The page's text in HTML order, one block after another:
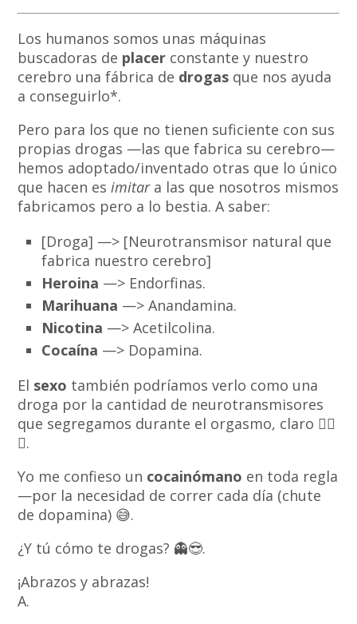
Los humanos somos unas máquinas
buscadoras de placer constante y nuestro
cerebro una fábrica de drogas que nos ayuda
a conseguirlo*.
Pero para los que no tienen suficiente con sus
propias drogas —las que fabrica su cerebro—
hemos adoptado/inventado otras que lo único
que hacen esimitara las que nosotros mismos
fabricamos pero a lo bestia. A saber:
[Droga] —> [Neurotransmisor natural que
fabrica nuestro cerebro]
Heroina —> Endorfinas.
Marihuana —> Anandamina.
Nicotina —> Acetilcolina.
Cocaína —> Dopamina.
El sexo también podríamos verlo como una
droga por la cantidad de neurotransmisores
que segregamos durante el orgasmo, claro ❤️‍🔥
🙈.
Yo me confieso un cocainómano en toda regla
—por la necesidad de correr cada día (chute
de dopamina) 😅.
¿Y tú cómo te drogas? 👻😎.
¡Abrazos y abrazas!
A.